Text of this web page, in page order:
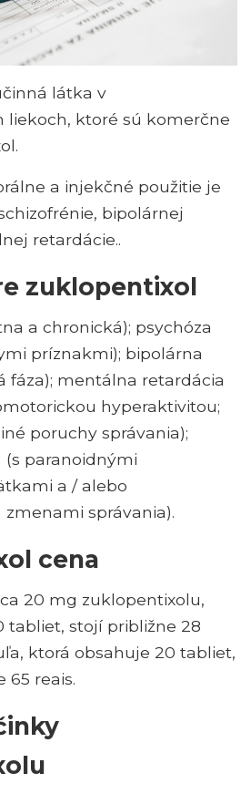
látka v
liekoch, ktoré sú komerčne
a injekčné použitie je
bipolárnej
retardácie..
zuklopentixol
a chronická); psychóza
príznakmi); bipolárna
fáza); mentálna retardácia
hyperaktivitou;
poruchy správania);
paranoidnými
a / alebo
správania).
cena
20 mg zuklopentixolu,
tabliet, stojí približne 28
ktorá obsahuje 20 tabliet,
65 reais.